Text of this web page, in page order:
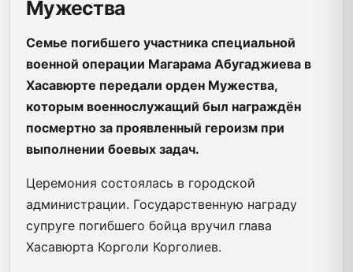
Мужества
Семье погибшего участника специальной
военной операции Магарама Абугаджиева в
Хасавюрте передали орден Мужества,
которым военнослужащий был награждён
посмертно за проявленный героизм при
выполнении боевых задач.
Церемония состоялась в городской
администрации. Государственную награду
супруге погибшего бойца вручил глава
Хасавюрта Корголи Корголиев.